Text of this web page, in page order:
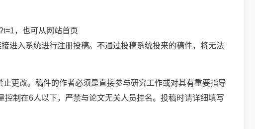
，也可从网站首页
进入系统进行注册投稿。不通过投稿系统投来的稿件，将无法
更改。稿件的作者必须是直接参与研究工作或对其有重要指导
制在6人以下，严禁与论文无关人员挂名。投稿时请详细填写